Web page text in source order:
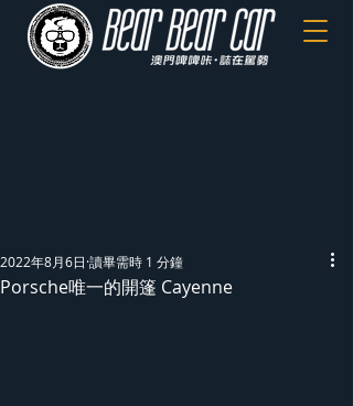
Porsche唯一的開篷 Cayenne
2022年8月6日 讀畢需時 1 分鐘